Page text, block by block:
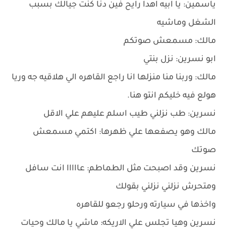
ياسمين: يا ابيه اهدا رايح فين دنا كنت جيالك بسبب
الشغل وماشيه
مالك: مسمعش صوتكم
ابو نسرين: نزل بنتي
مالك: وربنا منا منزلها انا راجع القاهره الي هلاقيه جه وريا
هولع فيه خليكم انتو هنا.
نسرين: طب نزلني طيب اسلم عليهم علي الاقل
مالك وهو يصفعها علي ظهرها: اكتمي مسمعش
صوتك
نسرين وقد اصبحت مثل الطماطم: عااااا انت سافل
ومتحرش نزلني نزلني بقولك
واخذها في سيارته ورحلو رجعو للقاهره
نسرين وهيا تجلس علي الاريكه: ماشي يا مالك وحيات